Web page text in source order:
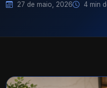
27 de maio, 2026 4 min